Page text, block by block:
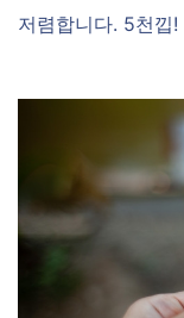
저렴합니다. 5천낍!